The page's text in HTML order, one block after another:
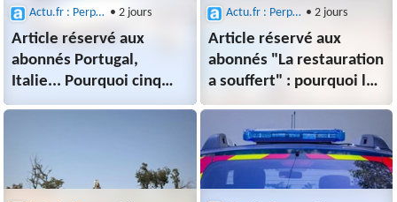
Actu.fr : Perpignan • 2 jours
Article réservé aux
abonnés Portugal,
Italie... Pourquoi cinq
"nouvelles" destinations
Perpignan ?
Actu.fr : Perpignan • 2 jours
Article réservé aux
abonnés "La restauration
a souffert" : pourquoi les
touristes sont moins
nombreux cet été dans
les Pyrénées-Orientales